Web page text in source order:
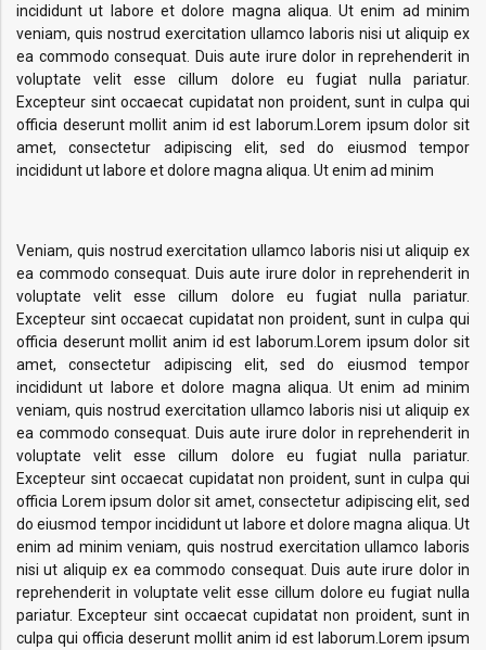
incididunt ut labore et dolore magna aliqua. Ut enim ad minim
veniam, quis nostrud exercitation ullamco laboris nisi ut aliquip ex
ea commodo consequat. Duis aute irure dolor in reprehenderit in
voluptate velit esse cillum dolore eu fugiat nulla pariatur.
Excepteur sint occaecat cupidatat non proident, sunt in culpa qui
officia deserunt mollit anim id est laborum.Lorem ipsum dolor sit
amet, consectetur adipiscing elit, sed do eiusmod tempor
incididunt ut labore et dolore magna aliqua. Ut enim ad minim
Veniam, quis nostrud exercitation ullamco laboris nisi ut aliquip ex
ea commodo consequat. Duis aute irure dolor in reprehenderit in
voluptate velit esse cillum dolore eu fugiat nulla pariatur.
Excepteur sint occaecat cupidatat non proident, sunt in culpa qui
officia deserunt mollit anim id est laborum.Lorem ipsum dolor sit
amet, consectetur adipiscing elit, sed do eiusmod tempor
incididunt ut labore et dolore magna aliqua. Ut enim ad minim
veniam, quis nostrud exercitation ullamco laboris nisi ut aliquip ex
ea commodo consequat. Duis aute irure dolor in reprehenderit in
voluptate velit esse cillum dolore eu fugiat nulla pariatur.
Excepteur sint occaecat cupidatat non proident, sunt in culpa qui
officia Lorem ipsum dolor sit amet, consectetur adipiscing elit, sed
do eiusmod tempor incididunt ut labore et dolore magna aliqua. Ut
enim ad minim veniam, quis nostrud exercitation ullamco laboris
nisi ut aliquip ex ea commodo consequat. Duis aute irure dolor in
reprehenderit in voluptate velit esse cillum dolore eu fugiat nulla
pariatur. Excepteur sint occaecat cupidatat non proident, sunt in
culpa qui officia deserunt mollit anim id est laborum.Lorem ipsum